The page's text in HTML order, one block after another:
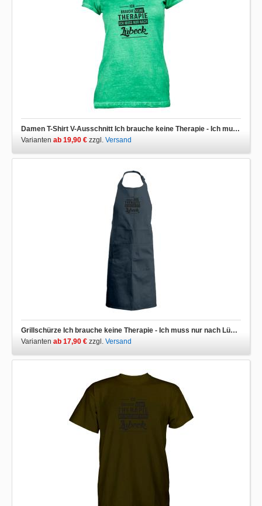
Damen T-Shirt V-Ausschnitt Ich brauche keine Therapie - Ich muss nur nach Lübeck
Varianten ab 19,90 € zzgl. Versand
Grillschürze Ich brauche keine Therapie - Ich muss nur nach Lübeck
Varianten ab 17,90 € zzgl. Versand